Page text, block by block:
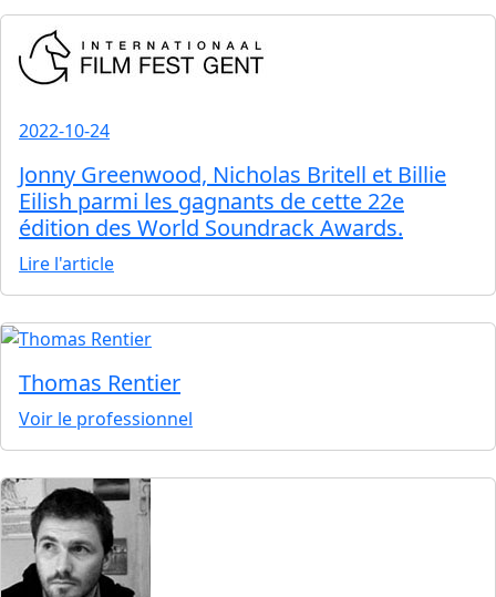
2022-10-24
Jonny Greenwood, Nicholas Britell et Billie
Eilish parmi les gagnants de cette 22e
édition des World Soundrack Awards.
Lire l'article
Thomas Rentier
Voir le professionnel